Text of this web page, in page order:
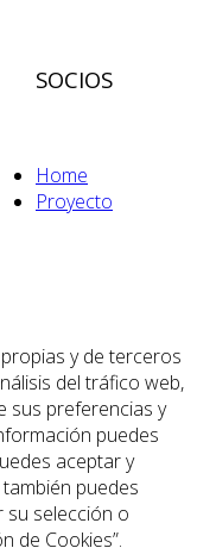
SOCIOS
Home
Proyecto
y de terceros
del tráfico web,
sus preferencias y
puedes
aceptar y
puedes
su selección o
de Cookies”.